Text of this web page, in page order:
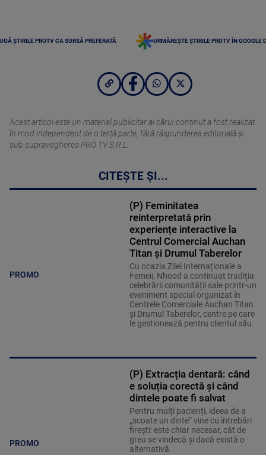
ȘTIRILE PROTV CA SURSĂ PREFERATĂ URMĂREȘTE ȘTIRILE PROTV ÎN GOOGLE
Acest articol este un material publicitar al cărui conținut a fost realizat
în mod independent de o terță parte, fără răspunderea editorială şi
sub supravegherea PRO TV S.R.L.
CITEȘTE ȘI...
PROMO
(P) Feminitatea
reinterpretată prin
experiențe interactive la
Centrul Comercial Auchan
Titan și Drumul Taberelor
Cu ocazia Zilei Internaționale a
Femeii, Nhood a continuat tradiția
celebrării comunității sale printr-un
eveniment special organizat în
Centrele Comerciale Auchan Titan
și Drumul Taberelor, centre pe care
le gestionează pentru clientul său.
PROMO
(P) Extracția dentară: când
e soluția corectă și când
dintele poate fi salvat
Pentru mulți pacienți, ideea de a
„scoate un dinte” vine cu întrebări
firești: este chiar necesar, cât de
greu se vindecă și dacă există o
alternativă.